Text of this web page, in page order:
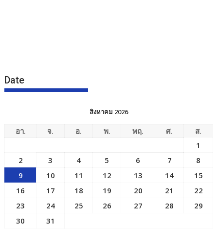
Date
สิงหาคม 2026
อา. จ. อ. พ. พฤ. ศ.
ส.
1
2
3 4 5 6 7
8
9
10 11 12 13 14
15
16
17 18 19 20 21
22
23
24 25 26 27 28
29
30
31